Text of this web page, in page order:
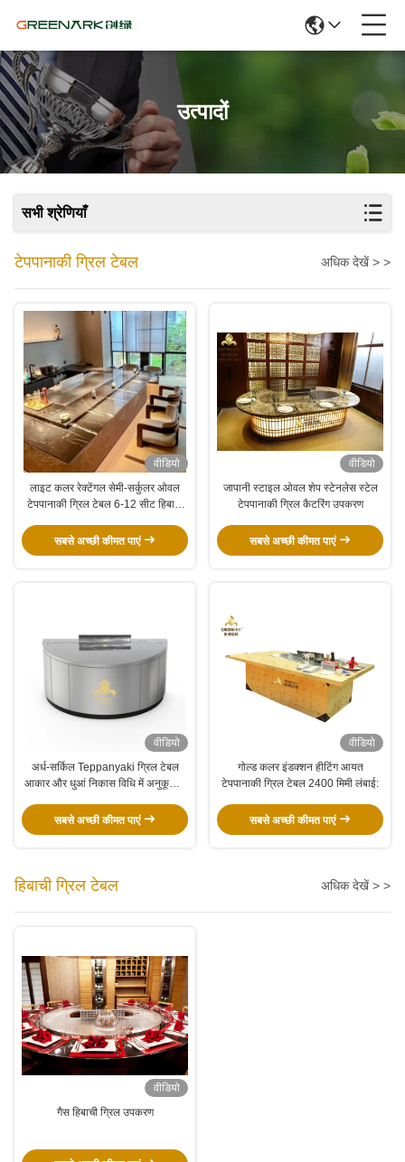
उत्पादों
सभी श्रेणियाँ
टेपपानाकी ग्रिल टेबल अधिक देखें > >
वीडियो
लाइट कलर रेक्टेंगल सेमी-सर्कुलर ओवल
टेपपानाकी ग्रिल टेबल 6-12 सीट हिबाची
सबसे अच्छी कीमत पाएं
वीडियो
जापानी स्टाइल ओवल शेप स्टेनलेस स्टेल
टेपपानाकी ग्रिल कैटरिंग उपकरण
सबसे अच्छी कीमत पाएं
वीडियो
अर्ध-सर्किल Teppanyaki ग्रिल टेबल
आकार और धुआं निकास विधि में अनुकूलित
अनुसार)hibachi ग्रिल
सबसे अच्छी कीमत पाएं
वीडियो
गोल्ड कलर इंडक्शन हीटिंग आयत
टेपपानाकी ग्रिल टेबल 2400 मिमी लंबाई:
सबसे अच्छी कीमत पाएं
हिबाची ग्रिल टेबल अधिक देखें > >
वीडियो
गैस हिबाची ग्रिल उपकरण